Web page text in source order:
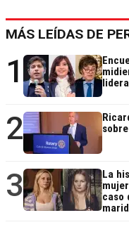
MÁS LEÍDAS DE
1
2
3
La
caso